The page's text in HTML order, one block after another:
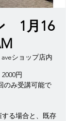
1月16
ショップ店内
円
み受講可能で
る場合と、既存